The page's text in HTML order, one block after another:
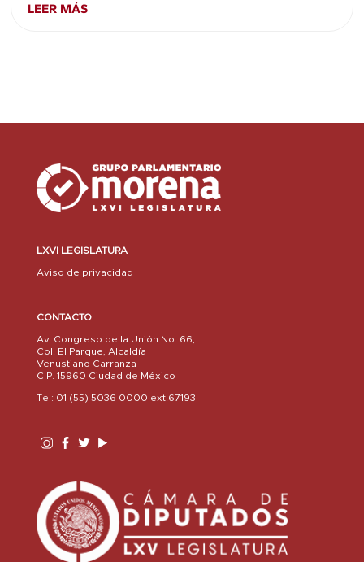
LEER MÁS
LXVI LEGISLATURA
Aviso de privacidad
CONTACTO
Av. Congreso de la Unión No. 66,
Col. El Parque, Alcaldía
Venustiano Carranza
C.P. 15960 Ciudad de México
Tel: 01 (55) 5036 0000 ext.67193